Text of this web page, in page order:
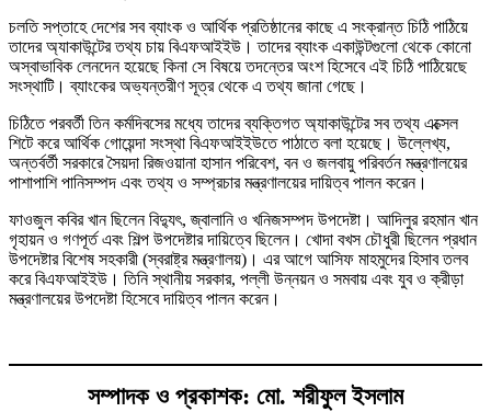
চলতি সপ্তাহে দেশের সব ব্যাংক ও আর্থিক প্রতিষ্ঠানের কাছে এ সংক্রান্ত চিঠি পাঠিয়ে
তাদের অ্যাকাউন্টের তথ্য চায় বিএফআইইউ। তাদের ব্যাংক একাউন্টগুলো থেকে কোনো
অস্বাভাবিক লেনদেন হয়েছে কিনা সে বিষয়ে তদন্তের অংশ হিসেবে এই চিঠি পাঠিয়েছে
সংস্থাটি। ব্যাংকের অভ্যন্তরীণ সূত্র থেকে এ তথ্য জানা গেছে।
চিঠিতে পরবর্তী তিন কর্মদিবসের মধ্যে তাদের ব্যক্তিগত অ্যাকাউন্টের সব তথ্য এক্সেল
শিটে করে আর্থিক গোয়েন্দা সংস্থা বিএফআইইউতে পাঠাতে বলা হয়েছে। উল্লেখ্য,
অন্তর্বর্তী সরকারে সৈয়দা রিজওয়ানা হাসান পরিবেশ, বন ও জলবায়ু পরিবর্তন মন্ত্রণালয়ের
পাশাপাশি পানিসম্পদ এবং তথ্য ও সম্প্রচার মন্ত্রণালয়ের দায়িত্ব পালন করেন।
ফাওজুল কবির খান ছিলেন বিদ্যুৎ, জ্বালানি ও খনিজসম্পদ উপদেষ্টা। আদিলুর রহমান খান
গৃহায়ন ও গণপূর্ত এবং শিল্প উপদেষ্টার দায়িত্বে ছিলেন। খোদা বখস চৌধুরী ছিলেন প্রধান
উপদেষ্টার বিশেষ সহকারী (স্বরাষ্ট্র মন্ত্রণালয়)। এর আগে আসিফ মাহমুদের হিসাব তলব
করে বিএফআইইউ। তিনি স্থানীয় সরকার, পল্লী উন্নয়ন ও সমবায় এবং যুব ও ক্রীড়া
মন্ত্রণালয়ের উপদেষ্টা হিসেবে দায়িত্ব পালন করেন।
সম্পাদক ও প্রকাশক: মো. শরীফুল ইসলাম